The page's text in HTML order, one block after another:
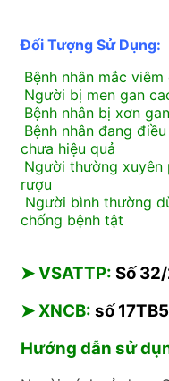
Đối Tượng Sử Dụng:
Bệnh nhân mắc viêm
Người bị men gan
Bệnh nhân bị xơn
Bệnh nhân đang
chưa hiệu quả
Người thường xuyên
rượu
Người bình thường
chống bệnh tật
➤VSATTP: Số
➤XNCB: số
Hướng dẫn sử